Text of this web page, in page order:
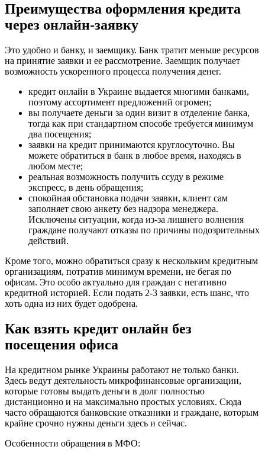
Преимущества оформления кредита
через онлайн-заявку
Это удобно и банку, и заемщику. Банк тратит меньше ресурсов
на принятие заявки и ее рассмотрение. Заемщик получает
возможность ускоренного процесса получения денег.
кредит онлайн в Украине выдается многими банками,
поэтому ассортимент предложений огромен;
вы получаете деньги за один визит в отделение банка,
тогда как при стандартном способе требуется минимум
два посещения;
заявки на кредит принимаются круглосуточно. Вы
можете обратиться в банк в любое время, находясь в
любом месте;
реальная возможность получить ссуду в режиме
экспресс, в день обращения;
спокойная обстановка подачи заявки, клиент сам
заполняет свою анкету без надзора менеджера.
Исключены ситуации, когда из-за лишнего волнения
граждане получают отказы по причины подозрительных
действий.
Кроме того, можно обратиться сразу к нескольким кредитным
организациям, потратив минимум времени, не бегая по
офисам. Это особо актуально для граждан с негативно
кредитной историей. Если подать 2-3 заявки, есть шанс, что
хоть одна из них будет одобрена.
Как взять кредит онлайн без
посещения офиса
На кредитном рынке Украины работают не только банки.
Здесь ведут деятельность микрофинансовые организации,
которые готовы выдать деньги в долг полностью
дистанционно и на максимально простых условиях. Сюда
часто обращаются банковские отказники и граждане, которым
крайне срочно нужны деньги здесь и сейчас.
Особенности обращения в МФО: